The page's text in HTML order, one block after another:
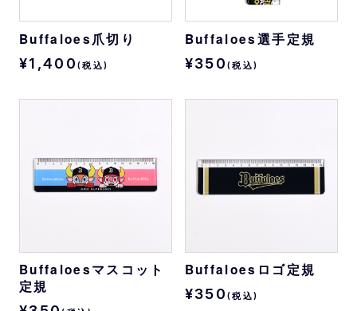
Buffaloes爪切り
¥1,400 (税込)
Buffaloes選手定規
¥350(税込)
Buffaloesマスコット
定規
Buffaloesロゴ定規
¥350(税込)